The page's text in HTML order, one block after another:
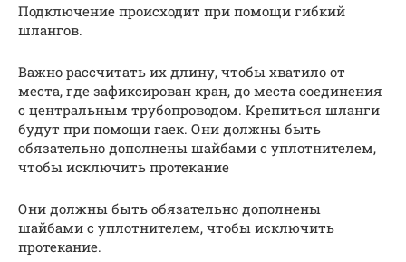
Подключение происходит при помощи гибкий
шлангов.
Важно рассчитать их длину, чтобы хватило от
места, где зафиксирован кран, до места соединения
с центральным трубопроводом. Крепиться шланги
будут при помощи гаек. Они должны быть
обязательно дополнены шайбами с уплотнителем,
чтобы исключить протекание
Они должны быть обязательно дополнены
шайбами с уплотнителем, чтобы исключить
протекание.